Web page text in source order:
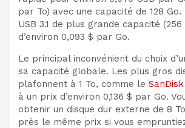
par To) avec une capacité de 128
USB 3.1 de plus grande capacité
d’environ 0,093 $ par Go.
Le principal inconvénient du choix
sa capacité globale. Les plus gros
plafonnent à 1 To, comme le
à un prix d’environ 0,136 $ par Go.
obtenir un disque dur externe de 8
près le même prix si vous